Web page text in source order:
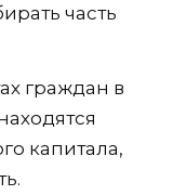
часть
граждан в
капитала,